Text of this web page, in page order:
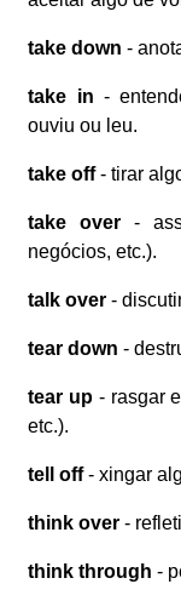
take down -
take in -
ouviu ou leu.
take off- tirar
take over-
negócios, etc.).
talk over -
tear down -
tear up - rasgar
etc.).
tell off- xingar
think over -
think through -